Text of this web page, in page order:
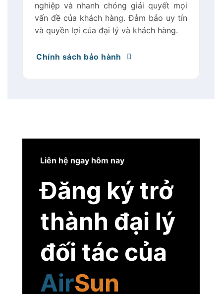
nghiệp và nhanh chóng giải quyết mọi
vấn đề của khách hàng. Đảm bảo uy tín
và quyền lợi của đại lý và khách hàng.
Chính sách bảo hành
Liên hệ ngay hôm nay
Đăng ký trở
thành đại lý
đối tác của
AirSun